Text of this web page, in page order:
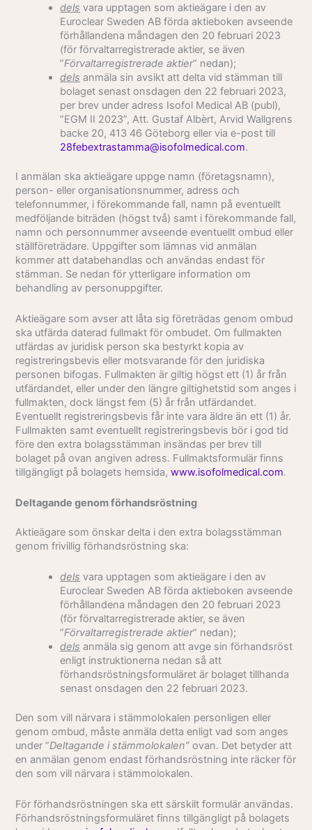
dels vara upptagen som aktieägare i den av
Euroclear Sweden AB förda aktieboken avseende
förhållandena måndagen den 20 februari 2023
(för förvaltarregistrerade aktier, se även
”Förvaltarregistrerade aktier” nedan);
dels anmäla sin avsikt att delta vid stämman till
bolaget senast onsdagen den 22 februari 2023,
per brev under adress Isofol Medical AB (publ),
”EGM II 2023”, Att. Gustaf Albèrt, Arvid Wallgrens
backe 20, 413 46 Göteborg eller via e-post till
28febextrastamma@isofolmedical.com.
I anmälan ska aktieägare uppge namn (företagsnamn),
person- eller organisationsnummer, adress och
telefonnummer, i förekommande fall, namn på eventuellt
medföljande biträden (högst två) samt i förekommande fall,
namn och personnummer avseende eventuellt ombud eller
ställföreträdare. Uppgifter som lämnas vid anmälan
kommer att databehandlas och användas endast för
stämman. Se nedan för ytterligare information om
behandling av personuppgifter.
Aktieägare som avser att låta sig företrädas genom ombud
ska utfärda daterad fullmakt för ombudet. Om fullmakten
utfärdas av juridisk person ska bestyrkt kopia av
registreringsbevis eller motsvarande för den juridiska
personen bifogas. Fullmakten är giltig högst ett (1) år från
utfärdandet, eller under den längre giltighetstid som anges i
fullmakten, dock längst fem (5) år från utfärdandet.
Eventuellt registreringsbevis får inte vara äldre än ett (1) år.
Fullmakten samt eventuellt registreringsbevis bör i god tid
före den extra bolagsstämman insändas per brev till
bolaget på ovan angiven adress. Fullmaktsformulär finns
tillgängligt på bolagets hemsida,www.isofolmedical.com.
Deltagande genom förhandsröstning
Aktieägare som önskar delta i den extra bolagsstämman
genom frivillig förhandsröstning ska:
dels vara upptagen som aktieägare i den av
Euroclear Sweden AB förda aktieboken avseende
förhållandena måndagen den 20 februari 2023
(för förvaltarregistrerade aktier, se även
”Förvaltarregistrerade aktier” nedan);
dels anmäla sig genom att avge sin förhandsröst
enligt instruktionerna nedan så att
förhandsröstningsformuläret är bolaget tillhanda
senast onsdagen den 22 februari 2023.
Den som vill närvara i stämmolokalen personligen eller
genom ombud, måste anmäla detta enligt vad som anges
under ”Deltagande i stämmolokalen” ovan. Det betyder att
en anmälan genom endast förhandsröstning inte räcker för
den som vill närvara i stämmolokalen.
För förhandsröstningen ska ett särskilt formulär användas.
Förhandsröstningsformuläret finns tillgängligt på bolagets